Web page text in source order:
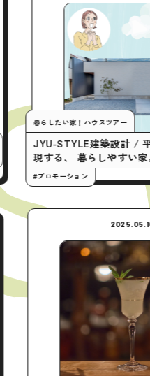
い家！ハウスツアー
建築設計 / 平屋の間取り
、 暮らしやすい家。
ション